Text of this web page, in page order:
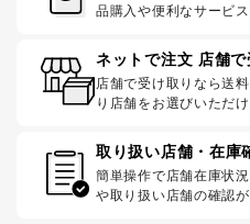
品購入や便利なサービス
ネットで注文 店舗で
店舗で受け取りなら送
り店舗をお選びいただけ
取り扱い店舗・在庫
簡単操作で店舗在庫状
や取り扱い店舗の確認が